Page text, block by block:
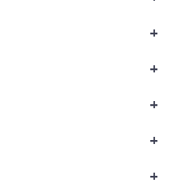
+
+
+
+
+